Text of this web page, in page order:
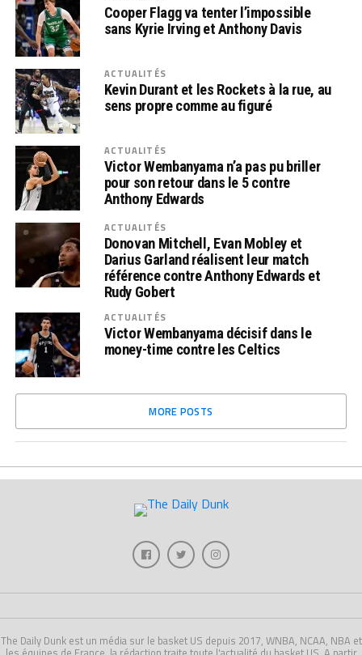
Cooper Flagg va tenter l’impossible
sans Kyrie Irving et Anthony Davis
ACTUALITÉS
Kevin Durant et les Rockets à la rue, au
sens propre comme au figuré
ACTUALITÉS
Victor Wembanyama n’a pas pu briller
pour son retour dans le 5 contre
Anthony Edwards
ACTUALITÉS
Donovan Mitchell, Evan Mobley et
Darius Garland réalisent leur match
référence contre Anthony Edwards et
Rudy Gobert
ACTUALITÉS
Victor Wembanyama décisif dans le
money-time contre les Celtics
MORE POSTS
The Daily Dunk est un média sur le basket US depuis 2017, WNBA, NCAA, NBA et